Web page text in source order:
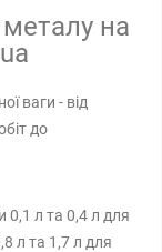
на
ваги - від
до
л та 0,4 л для
л та 1,7 л для